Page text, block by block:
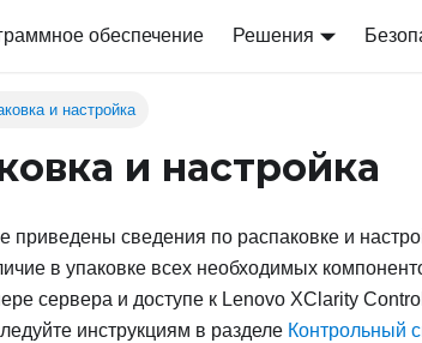
обеспечение Решения
и настройка
и настройка
приведены сведения по распаковке и
в упаковке всех необходимых
сервера и доступе к Lenovo XClarity
инструкциям в разделе Контрольный